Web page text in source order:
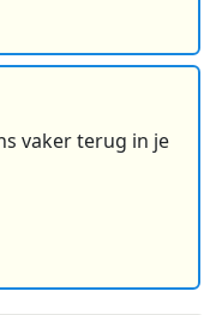
vaker terug in je